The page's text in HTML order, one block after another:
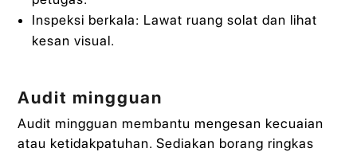
Inspeksi berkala: Lawat ruang solat dan lihat
kesan visual.
Audit mingguan
Audit mingguan membantu mengesan kecuaian
atau ketidakpatuhan. Sediakan borang ringkas